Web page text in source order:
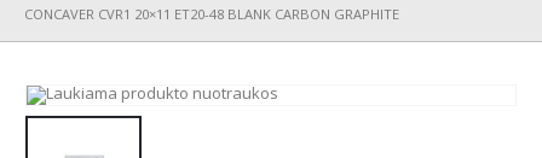
CONCAVER CVR1 20×11 ET20-48 BLANK CARBON GRAPHITE